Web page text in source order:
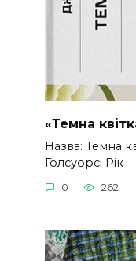
«Темна
Назва: Темна
Голсуорсі Рік
0 262